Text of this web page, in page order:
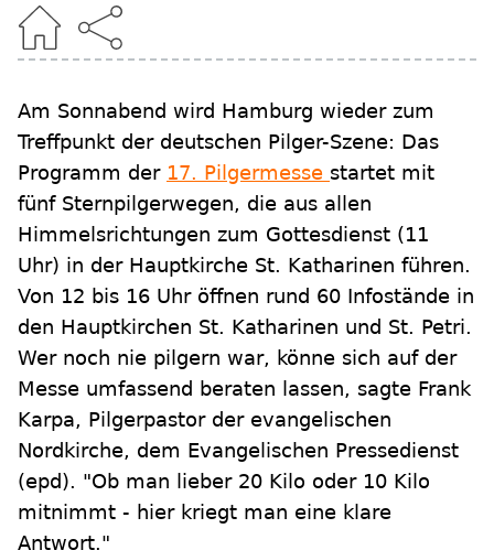
Am Sonnabend wird Hamburg wieder zum
Treffpunkt der deutschen Pilger-Szene: Das
Programm der 17. Pilgermesse startet mit
fünf Sternpilgerwegen, die aus allen
Himmelsrichtungen zum Gottesdienst (11
Uhr) in der Hauptkirche St. Katharinen führen.
Von 12 bis 16 Uhr öffnen rund 60 Infostände in
den Hauptkirchen St. Katharinen und St. Petri.
Wer noch nie pilgern war, könne sich auf der
Messe umfassend beraten lassen, sagte Frank
Karpa, Pilgerpastor der evangelischen
Nordkirche, dem Evangelischen Pressedienst
(epd). "Ob man lieber 20 Kilo oder 10 Kilo
mitnimmt - hier kriegt man eine klare
Antwort."